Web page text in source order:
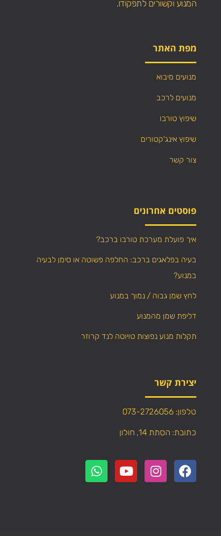
המנוע וקשורים לתפקודו.
מפת האתר
מנועים מיבוא
מנועים לרכב
שיפוץ טורבו
שיפוץ אינג'קטורים
צור קשר
פוסטים אחרונים
איך פועלת מערכת טורבו ברכב?
בעיה בפלאגים ברכב: החלפה פשוטה או סימן לבעיה
במנוע?
לחץ שמן גבוה / נמוך במנוע
דליפת שמן מהמנוע
תקלות מנוע נפוצות טויוטה לנד קרוזר
יצירת קשר
טלפון: 073-2726056
כתובת: הסתת 14, חולון